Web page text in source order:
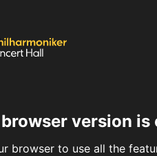
version is
browser to use all the